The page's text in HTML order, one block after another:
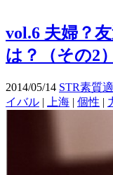
vol.6 夫婦？
は？（その2）
2014/05/14 STR素質
イバル | 上海 | 個性 |